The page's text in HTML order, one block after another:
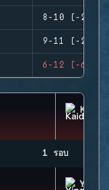
8-10 (-2)
9-11 (-2)
6-12 (-6)
KAID
1 รอบ
YING